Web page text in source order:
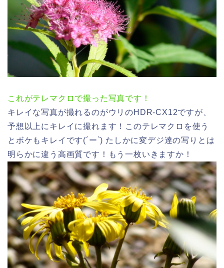
これがテレマクロで撮った写真です！
キレイな写真が撮れるのがウリのHDR-CX12ですが、
予想以上にキレイに撮れます！このテレマクロを使う
とボケもキレイです(´ー`) たしかに変デジ達の写りとは
明らかに違う高画質です！もう一枚いきますか！